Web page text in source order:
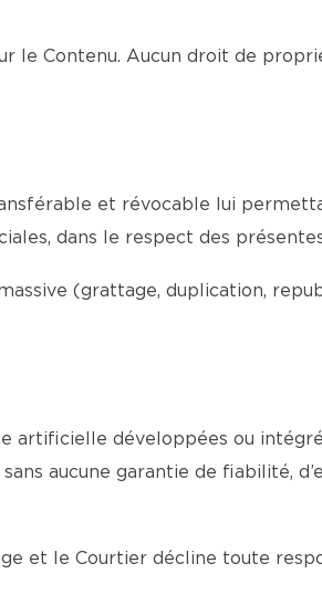
le Contenu. Aucun droit de
et révocable lui
dans le respect des
(grattage, duplication,
artificielle développées ou
aucune garantie de fiabilité,
et le Courtier décline toute